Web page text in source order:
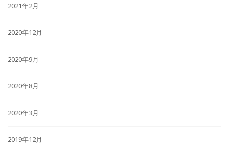
2021年2月
2020年12月
2020年9月
2020年8月
2020年3月
2019年12月